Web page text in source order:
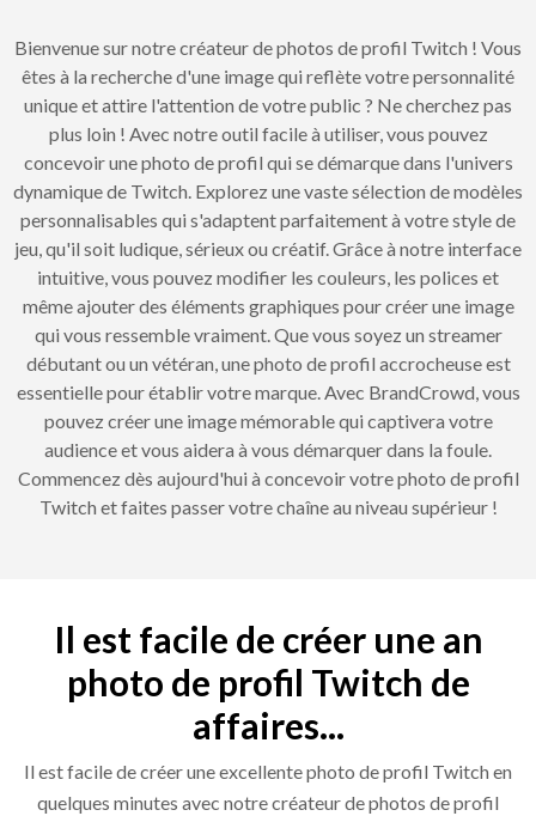
Bienvenue sur notre créateur de photos de profil Twitch ! Vous
êtes à la recherche d'une image qui reflète votre personnalité
unique et attire l'attention de votre public ? Ne cherchez pas
plus loin ! Avec notre outil facile à utiliser, vous pouvez
concevoir une photo de profil qui se démarque dans l'univers
dynamique de Twitch. Explorez une vaste sélection de modèles
personnalisables qui s'adaptent parfaitement à votre style de
jeu, qu'il soit ludique, sérieux ou créatif. Grâce à notre interface
intuitive, vous pouvez modifier les couleurs, les polices et
même ajouter des éléments graphiques pour créer une image
qui vous ressemble vraiment. Que vous soyez un streamer
débutant ou un vétéran, une photo de profil accrocheuse est
essentielle pour établir votre marque. Avec BrandCrowd, vous
pouvez créer une image mémorable qui captivera votre
audience et vous aidera à vous démarquer dans la foule.
Commencez dès aujourd'hui à concevoir votre photo de profil
Twitch et faites passer votre chaîne au niveau supérieur !
Il est facile de créer une an
photo de profil Twitch de
affaires...
Il est facile de créer une excellente photo de profil Twitch en
quelques minutes avec notre créateur de photos de profil